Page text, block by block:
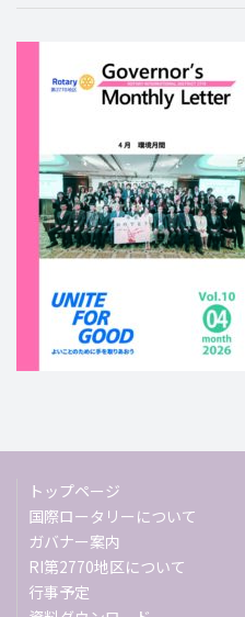
トップページ
国際ロータリーについて
ガバナー案内
RI第2770地区について
行事予定